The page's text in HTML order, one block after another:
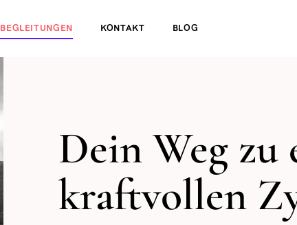
BEGLEITUNGEN KONTAKT BLOG
Dein Weg zu
kraftvollen